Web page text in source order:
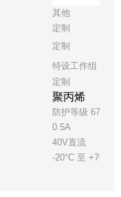
其他
定制
定制
特设工作组 30
定制
聚丙烯
防护等级 67
0.5A
40V直流
-20°C 至 +70°C